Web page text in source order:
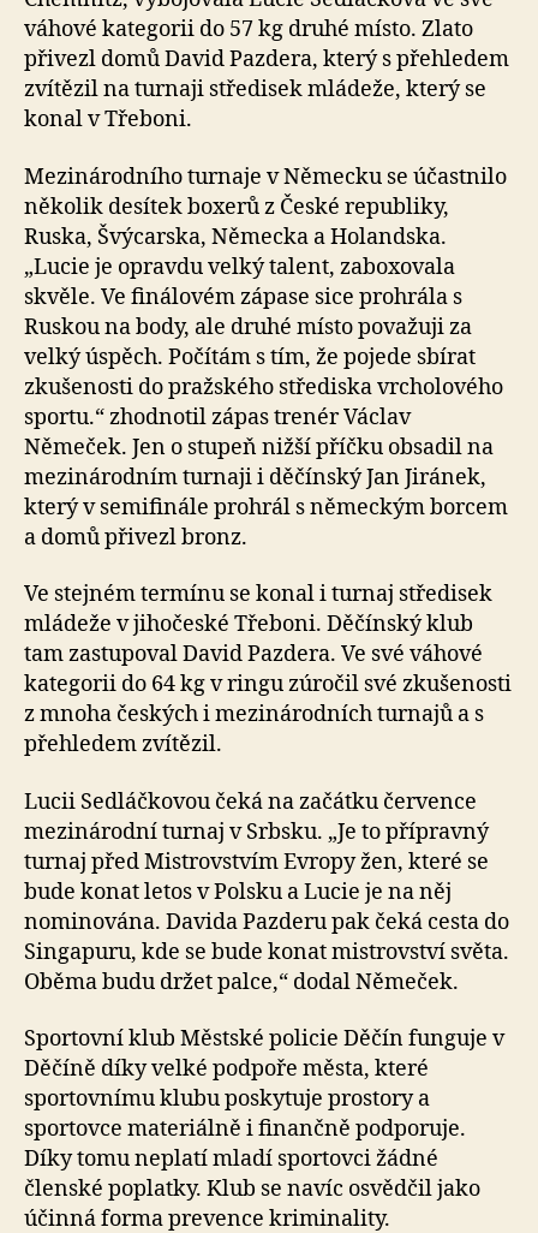
váhové kategorii do 57 kg druhé místo. Zlato
přivezl domů David Pazdera, který s přehledem
zvítězil na turnaji středisek mládeže, který se
konal v Třeboni.
Mezinárodního turnaje v Německu se účastnilo
několik desítek boxerů z České republiky,
Ruska, Švýcarska, Německa a Holandska.
„Lucie je opravdu velký talent, zaboxovala
skvěle. Ve finálovém zápase sice prohrála s
Ruskou na body, ale druhé místo považuji za
velký úspěch. Počítám s tím, že pojede sbírat
zkušenosti do pražského střediska vrcholového
sportu.“ zhodnotil zápas trenér Václav
Němeček. Jen o stupeň nižší příčku obsadil na
mezinárodním turnaji i děčínský Jan Jiránek,
který v semifinále prohrál s německým borcem
a domů přivezl bronz.
Ve stejném termínu se konal i turnaj středisek
mládeže v jihočeské Třeboni. Děčínský klub
tam zastupoval David Pazdera. Ve své váhové
kategorii do 64 kg v ringu zúročil své zkušenosti
z mnoha českých i mezinárodních turnajů a s
přehledem zvítězil.
Lucii Sedláčkovou čeká na začátku července
mezinárodní turnaj v Srbsku. „Je to přípravný
turnaj před Mistrovstvím Evropy žen, které se
bude konat letos v Polsku a Lucie je na něj
nominována. Davida Pazderu pak čeká cesta do
Singapuru, kde se bude konat mistrovství světa.
Oběma budu držet palce,“ dodal Němeček.
Sportovní klub Městské policie Děčín funguje v
Děčíně díky velké podpoře města, které
sportovnímu klubu poskytuje prostory a
sportovce materiálně i finančně podporuje.
Díky tomu neplatí mladí sportovci žádné
členské poplatky. Klub se navíc osvědčil jako
účinná forma prevence kriminality.